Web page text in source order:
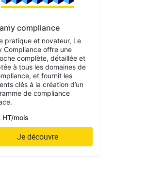
compliance
pratique et novateur, Le
Compliance offre une
complète, détaillée et
à tous les domaines de
et fournit les
clés à la création d’un
de compliance
HT/mois
Je découvre